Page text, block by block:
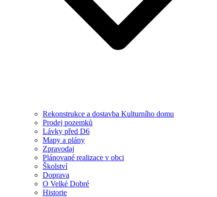
Rekonstrukce a dostavba Kulturního domu
Prodej pozemků
Lávky před D6
Mapy a plány
Zpravodaj
Plánované realizace v obci
Školství
Doprava
O Velké Dobré
Historie